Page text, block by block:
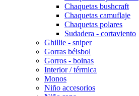
Chaquetas bushcraft
Chaquetas camuflaje
Chaquetas polares
Sudadera - cortaviento
Ghillie - sniper
Gorras béisbol
Gorros - boinas
Interior / térmica
Monos
Niño accesorios